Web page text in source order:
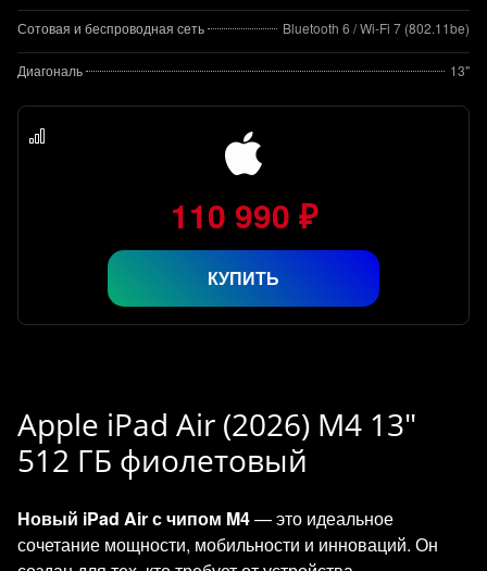
Сотовая и беспроводная сеть Bluetooth 6 / Wi‑Fi 7 (802.11be)
Диагональ 13"
110 990 ₽
КУПИТЬ
Apple iPad Air (2026) M4 13"
512 ГБ фиолетовый
Новый iPad Air с чипом M4— это идеальное
сочетание мощности, мобильности и инноваций. Он